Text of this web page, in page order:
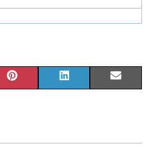
T K I